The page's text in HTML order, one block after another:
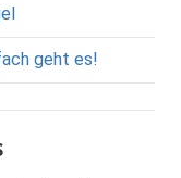
geht es!